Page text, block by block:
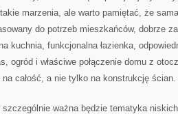
marzenia, ale warto pamiętać, że
do potrzeb mieszkańców, dobrze
kuchnia, funkcjonalna łazienka,
ogród i właściwe połączenie domu z
całość, a nie tylko na konstrukcję ścian.
ważna będzie tematyka